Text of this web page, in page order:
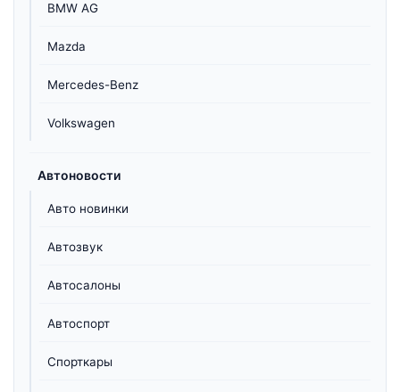
BMW AG
Mazda
Mercedes-Benz
Volkswagen
Автоновости
Авто новинки
Автозвук
Автосалоны
Автоспорт
Спорткары